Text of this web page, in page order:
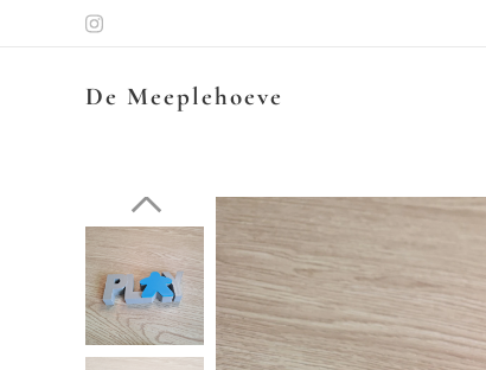
De Meeplehoeve